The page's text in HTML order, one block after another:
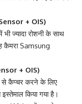
+ OIS)
ज्यादा रोशनी के साथ
कैमरा Samsung
+ OIS)
कैप्चर करने के लिए
किया गया है।